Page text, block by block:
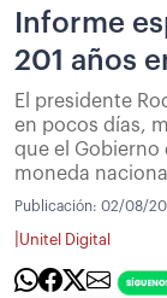
Informe
201 años
El presidente
en pocos días,
que el Gobierno
moneda nacional
Publicación: 02/08/
Unitel Digital